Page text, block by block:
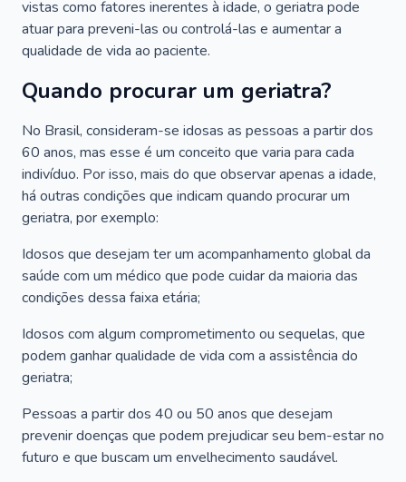
vistas como fatores inerentes à idade, o geriatra pode
atuar para preveni-las ou controlá-las e aumentar a
qualidade de vida ao paciente.
Quando procurar um geriatra?
No Brasil, consideram-se idosas as pessoas a partir dos
60 anos, mas esse é um conceito que varia para cada
indivíduo. Por isso, mais do que observar apenas a idade,
há outras condições que indicam quando procurar um
geriatra, por exemplo:
Idosos que desejam ter um acompanhamento global da
saúde com um médico que pode cuidar da maioria das
condições dessa faixa etária;
Idosos com algum comprometimento ou sequelas, que
podem ganhar qualidade de vida com a assistência do
geriatra;
Pessoas a partir dos 40 ou 50 anos que desejam
prevenir doenças que podem prejudicar seu bem-estar no
futuro e que buscam um envelhecimento saudável.